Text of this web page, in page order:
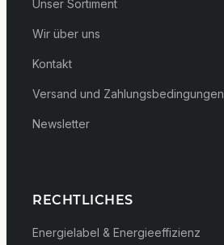
Unser Sortiment
Wir über uns
Kontakt
Versand und Zahlungsbedingungen
Newsletter
RECHTLICHES
Energielabel & Energieeffizienz